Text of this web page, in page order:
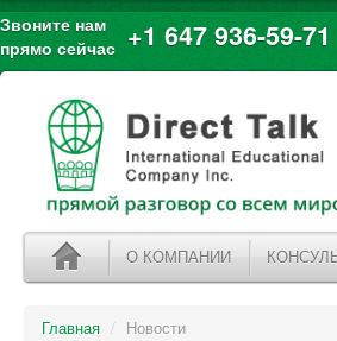
Звоните нам
прямо сейчас +1 647 936-59-71
О КОМПАНИИ
Главная / Новости